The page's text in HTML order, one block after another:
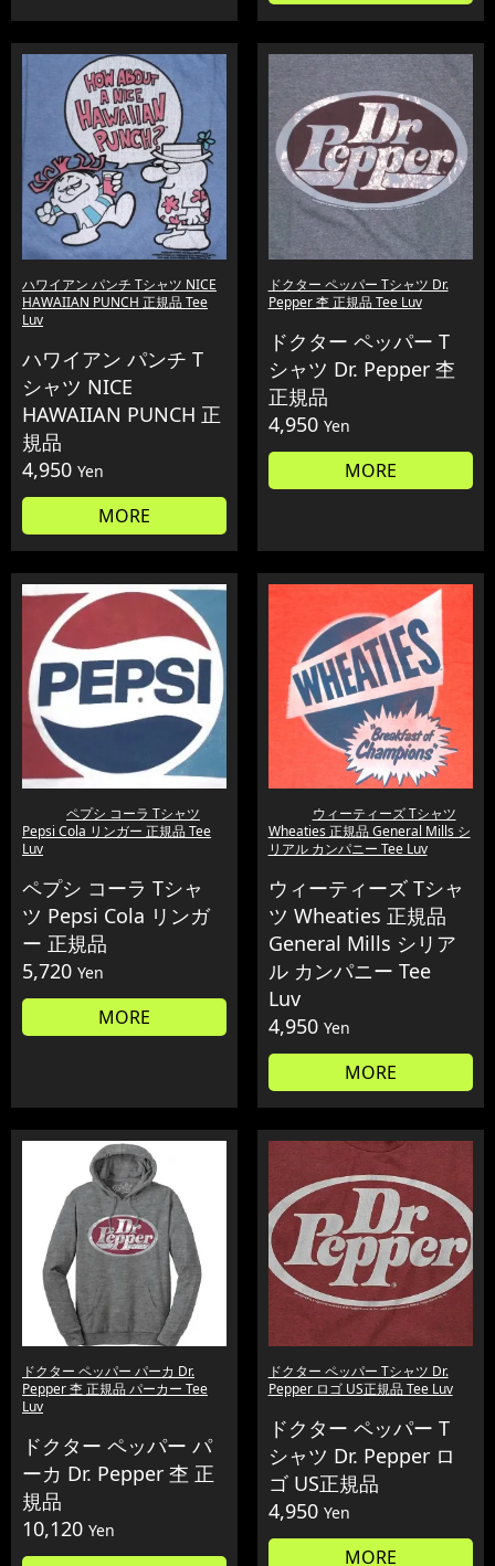
ハワイアン パンチ Tシャツ NICE
HAWAIIAN PUNCH 正規品 Tee
Luv
ハワイアン パンチ T
シャツ NICE
HAWAIIAN PUNCH 正
規品
4,950 Yen
MORE
ドクター ペッパー Tシャツ Dr.
Pepper 杢 正規品 Tee Luv
ドクター ペッパー T
シャツ Dr. Pepper 杢
正規品
4,950 Yen
MORE
ペプシ コーラ Tシャツ
Pepsi Cola リンガー 正規品 Tee
Luv
ペプシ コーラ Tシャ
ツ Pepsi Cola リンガ
ー 正規品
5,720 Yen
MORE
ウィーティーズ Tシャツ
Wheaties 正規品 General Mills シ
リアル カンパニー Tee Luv
ウィーティーズ Tシャ
ツ Wheaties 正規品
General Mills シリア
ル カンパニー Tee
Luv
4,950 Yen
MORE
ドクター ペッパー パーカ Dr.
Pepper 杢 正規品 パーカー Tee
Luv
ドクター ペッパー パ
ーカ Dr. Pepper 杢 正
規品
10,120 Yen
ドクター ペッパー Tシャツ Dr.
Pepper ロゴ US正規品 Tee Luv
ドクター ペッパー T
シャツ Dr. Pepper ロ
ゴ US正規品
4,950 Yen
MORE